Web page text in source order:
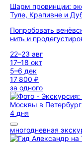
Шарм провинции:
Туле, Крапивне и
Попробовать
нить и
22–23 авг
17–18 окт
5–6 дек
17 800 ₽
за одного
4 дня
многодневная